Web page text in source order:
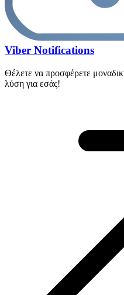
Viber Notifications
Θέλετε να προσφέρετε
λύση για εσάς!